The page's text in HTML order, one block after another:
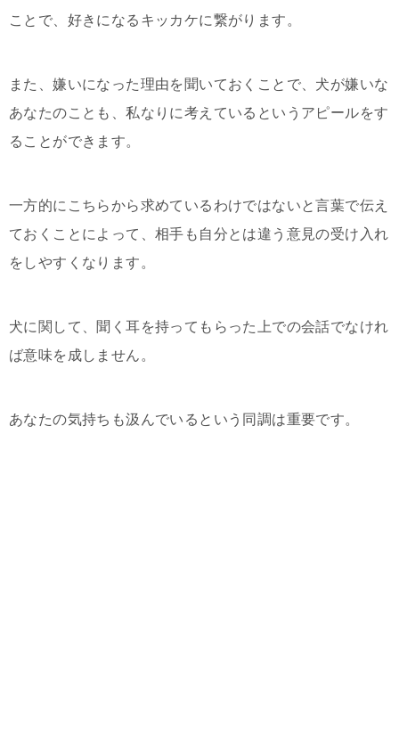
ことで、好きになるキッカケに繋がります。
また、嫌いになった理由を聞いておくことで、犬が嫌いな
あなたのことも、私なりに考えているというアピールをす
ることができます。
一方的にこちらから求めているわけではないと言葉で伝え
ておくことによって、相手も自分とは違う意見の受け入れ
をしやすくなります。
犬に関して、聞く耳を持ってもらった上での会話でなけれ
ば意味を成しません。
あなたの気持ちも汲んでいるという同調は重要です。